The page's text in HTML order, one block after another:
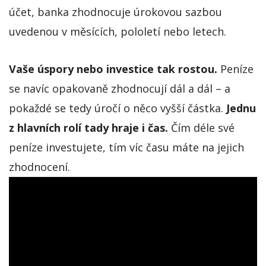
účet, banka zhodnocuje úrokovou sazbou
uvedenou v měsících, pololetí nebo letech.
Vaše úspory nebo investice tak rostou. Peníze
se navíc opakovaně zhodnocují dál a dál – a
pokaždé se tedy úročí o něco vyšší částka. Jednu
z hlavních rolí tady hraje i čas. Čím déle své
peníze investujete, tím víc času máte na jejich
zhodnocení.